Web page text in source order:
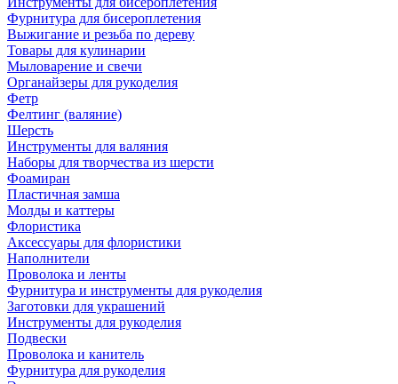
Фурнитура для бисероплетения
Выжигание и резьба по дереву
Товары для кулинарии
Мыловарение и свечи
Органайзеры для рукоделия
Фетр
Фелтинг (валяние)
Шерсть
Инструменты для валяния
Наборы для творчества из шерсти
Фоамиран
Пластичная замша
Молды и каттеры
Флористика
Аксессуары для флористики
Наполнители
Проволока и ленты
Фурнитура и инструменты для рукоделия
Заготовки для украшений
Инструменты для рукоделия
Подвески
Проволока и канитель
Фурнитура для рукоделия